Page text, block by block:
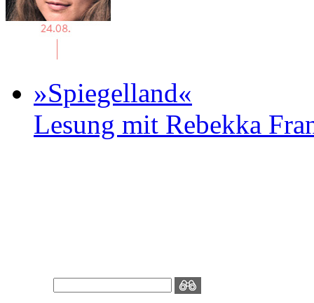
»Spiegelland«
Lesung mit Rebekka